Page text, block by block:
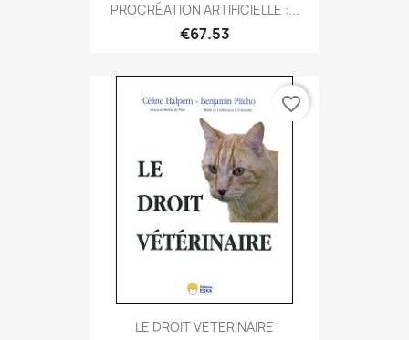
PROCRÉATION ARTIFICIELLE :...
€67.53
LE DROIT VETERINAIRE
favorite_border